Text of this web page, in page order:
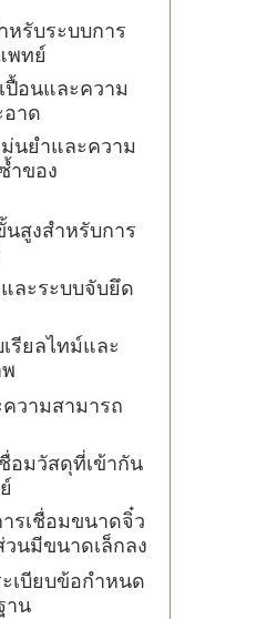
รับระบบการ
พทย์
ปื้อนและความ
อาด
นยำและความ
ำของ
สูงสำหรับการ
ละระบบจับยึด
รียลไทม์และ
วามสามารถ
อมวัสดุที่เข้ากัน
รเชื่อมขนาดจิ๋ว
นมีขนาดเล็กลง
เบียบข้อกำหนด
าน